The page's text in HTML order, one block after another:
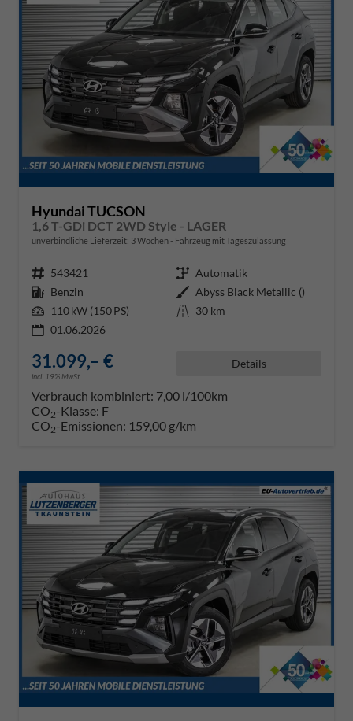
Hyundai TUCSON
1,6 T-GDi DCT 2WD Style - LAGER
unverbindliche Lieferzeit: 3 Wochen Fahrzeug mit Tageszulassung
Fahrzeugnr. 543421 Getriebe Automatik
Kraftstoff Benzin Außenfarbe Abyss Black Metallic ()
Leistung 110 kW (150 PS) Kilometerstand 30 km
01.06.2026
31.099,– €
incl. 19% MwSt.
Details
Verbrauch kombiniert: 7,00 l/100km
CO2-Klasse: F
CO2-Emissionen: 159,00 g/km